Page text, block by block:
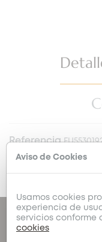
Aviso de Cookies
Usamos cookies
experiencia de
servicios conforme
cookies
Referencia
Condición Nuevo